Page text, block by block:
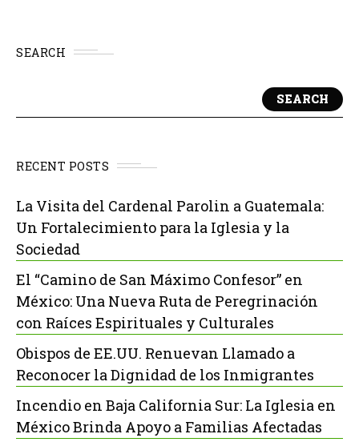
SEARCH
SEARCH
RECENT POSTS
La Visita del Cardenal Parolin a Guatemala:
Un Fortalecimiento para la Iglesia y la
Sociedad
El “Camino de San Máximo Confesor” en
México: Una Nueva Ruta de Peregrinación
con Raíces Espirituales y Culturales
Obispos de EE.UU. Renuevan Llamado a
Reconocer la Dignidad de los Inmigrantes
Incendio en Baja California Sur: La Iglesia en
México Brinda Apoyo a Familias Afectadas